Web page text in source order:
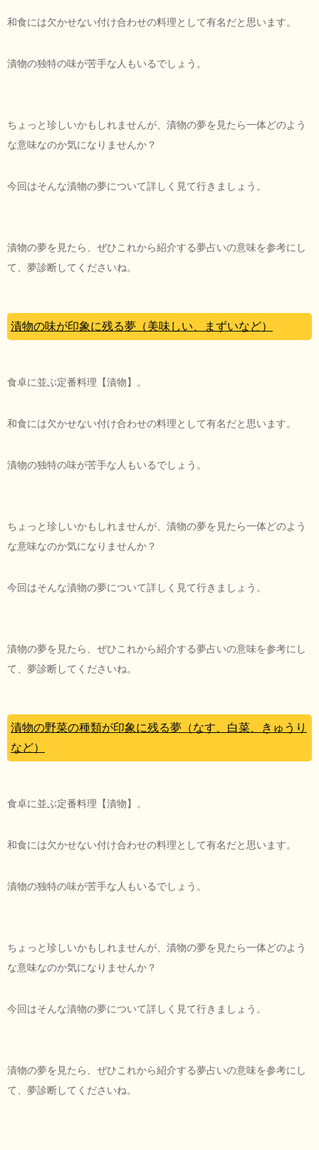
和食には欠かせない付け合わせの料理として有名だと思います。
漬物の独特の味が苦手な人もいるでしょう。
ちょっと珍しいかもしれませんが、漬物の夢を見たら一体どのよう
な意味なのか気になりませんか？
今回はそんな漬物の夢について詳しく見て行きましょう。
漬物の夢を見たら、ぜひこれから紹介する夢占いの意味を参考にし
て、夢診断してくださいね。
漬物の味が印象に残る夢（美味しい、まずいなど）
食卓に並ぶ定番料理【漬物】。
和食には欠かせない付け合わせの料理として有名だと思います。
漬物の独特の味が苦手な人もいるでしょう。
ちょっと珍しいかもしれませんが、漬物の夢を見たら一体どのよう
な意味なのか気になりませんか？
今回はそんな漬物の夢について詳しく見て行きましょう。
漬物の夢を見たら、ぜひこれから紹介する夢占いの意味を参考にし
て、夢診断してくださいね。
漬物の野菜の種類が印象に残る夢（なす、白菜、きゅうり
など）
食卓に並ぶ定番料理【漬物】。
和食には欠かせない付け合わせの料理として有名だと思います。
漬物の独特の味が苦手な人もいるでしょう。
ちょっと珍しいかもしれませんが、漬物の夢を見たら一体どのよう
な意味なのか気になりませんか？
今回はそんな漬物の夢について詳しく見て行きましょう。
漬物の夢を見たら、ぜひこれから紹介する夢占いの意味を参考にし
て、夢診断してくださいね。